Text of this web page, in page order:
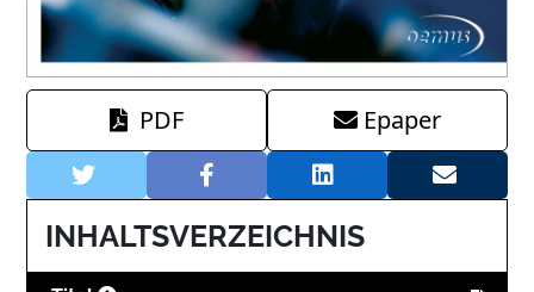
PDF Epaper
INHALTSVERZEICHNIS